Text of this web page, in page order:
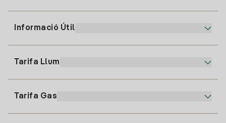
91 919 52 73
clientes@tuiberdrola.es
Informació Útil
Tarifa Llum
Tarifa Gas